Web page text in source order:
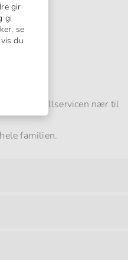
og hotellservicen nær til
familien.
gir
gi
se
du